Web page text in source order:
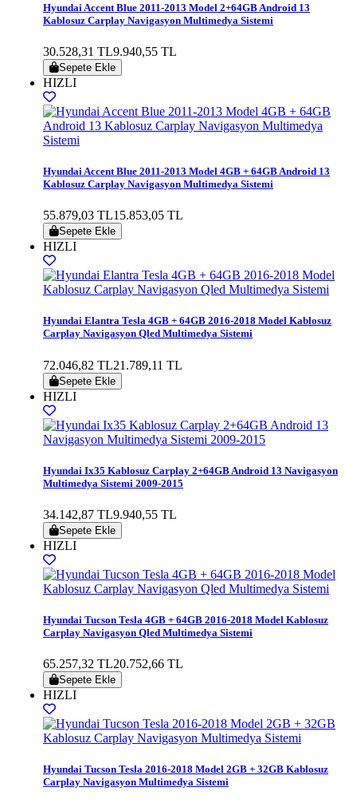
Hyundai Accent Blue 2011-2013 Model 2+64GB Android 13
Kablosuz Carplay Navigasyon Multimedya Sistemi
30.528,31 TL9.940,55 TL
Sepete Ekle
HIZLI
Hyundai Accent Blue 2011-2013 Model 4GB + 64GB Android 13
Kablosuz Carplay Navigasyon Multimedya Sistemi
55.879,03 TL15.853,05 TL
Sepete Ekle
HIZLI
Hyundai Elantra Tesla 4GB + 64GB 2016-2018 Model Kablosuz
Carplay Navigasyon Qled Multimedya Sistemi
72.046,82 TL21.789,11 TL
Sepete Ekle
HIZLI
Hyundai Ix35 Kablosuz Carplay 2+64GB Android 13 Navigasyon
Multimedya Sistemi 2009-2015
34.142,87 TL9.940,55 TL
Sepete Ekle
HIZLI
Hyundai Tucson Tesla 4GB + 64GB 2016-2018 Model Kablosuz
Carplay Navigasyon Qled Multimedya Sistemi
65.257,32 TL20.752,66 TL
Sepete Ekle
HIZLI
Hyundai Tucson Tesla 2016-2018 Model 2GB + 32GB Kablosuz
Carplay Navigasyon Multimedya Sistemi